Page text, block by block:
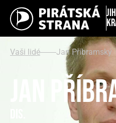
Vaši lidé Jan Příbramský
Jan